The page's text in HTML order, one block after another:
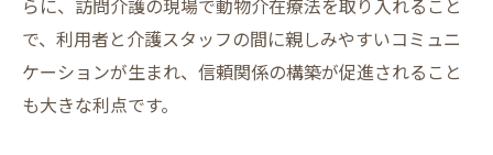
らに、訪問介護の現場で動物介在療法を取り入れること
で、利用者と介護スタッフの間に親しみやすいコミュニ
ケーションが生まれ、信頼関係の構築が促進されること
も大きな利点です。